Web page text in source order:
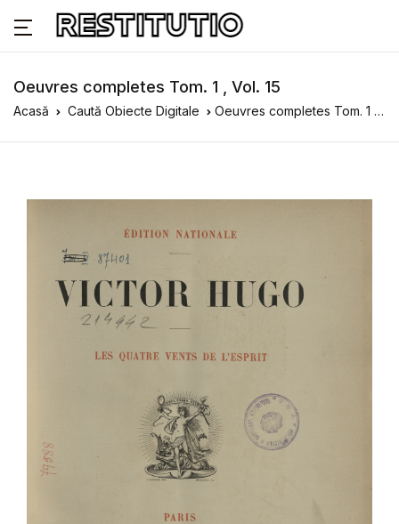
Oeuvres completes Tom. 1 , Vol. 15
Acasă Caută Obiecte Digitale Oeuvres completes Tom. 1 , Vol. 15